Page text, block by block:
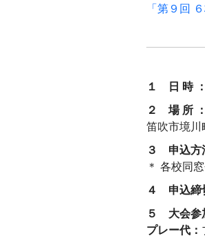
「第９回
１ 日 時 ：
２ 場 所 ：
笛吹市境
３ 申込方
＊ 各校同
４ 申込締
５ 大会参
プレー代：